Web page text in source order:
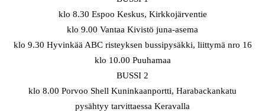
klo 8.30 Espoo Keskus, Kirkkojärventie
klo 9.00 Vantaa Kivistö juna-asema
klo 9.30 Hyvinkää ABC risteyksen bussipysäkki, liittymä nro 16
klo 10.00 Puuhamaa
BUSSI 2
klo 8.00 Porvoo Shell Kuninkaanportti, Harabackankatu
pysähtyy tarvittaessa Keravalla